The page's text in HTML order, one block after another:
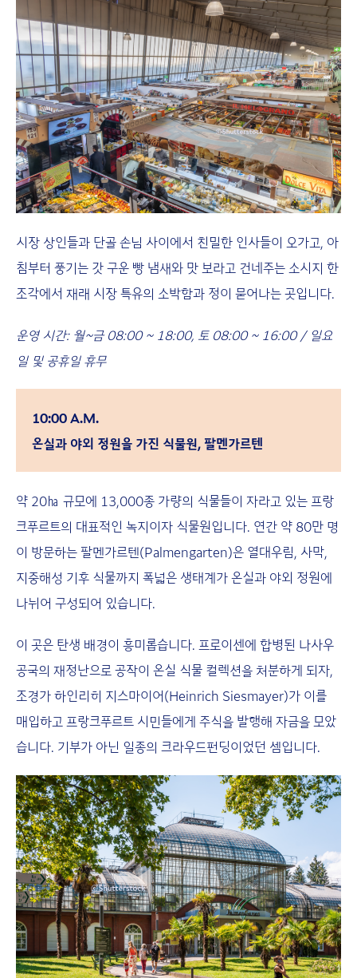
시장 상인들과 단골 손님 사이에서 친밀한 인사들이 오가고, 아
침부터 풍기는 갓 구운 빵 냄새와 맛 보라고 건네주는 소시지 한
조각에서 재래 시장 특유의 소박함과 정이 묻어나는 곳입니다.
운영 시간: 월~금 08:00 ~ 18:00, 토 08:00 ~ 16:00 / 일요
일 및 공휴일 휴무
10:00 A.M.
온실과 야외 정원을 가진 식물원, 팔멘가르텐
약 20㏊ 규모에 13,000종 가량의 식물들이 자라고 있는 프랑
크푸르트의 대표적인 녹지이자 식물원입니다. 연간 약 80만 명
이 방문하는 팔멘가르텐(Palmengarten)은 열대우림, 사막,
지중해성 기후 식물까지 폭넓은 생태계가 온실과 야외 정원에
나뉘어 구성되어 있습니다.
이 곳은 탄생 배경이 흥미롭습니다. 프로이센에 합병된 나사우
공국의 재정난으로 공작이 온실 식물 컬렉션을 처분하게 되자,
조경가 하인리히 지스마이어(Heinrich Siesmayer)가 이를
매입하고 프랑크푸르트 시민들에게 주식을 발행해 자금을 모았
습니다. 기부가 아닌 일종의 크라우드펀딩이었던 셈입니다.